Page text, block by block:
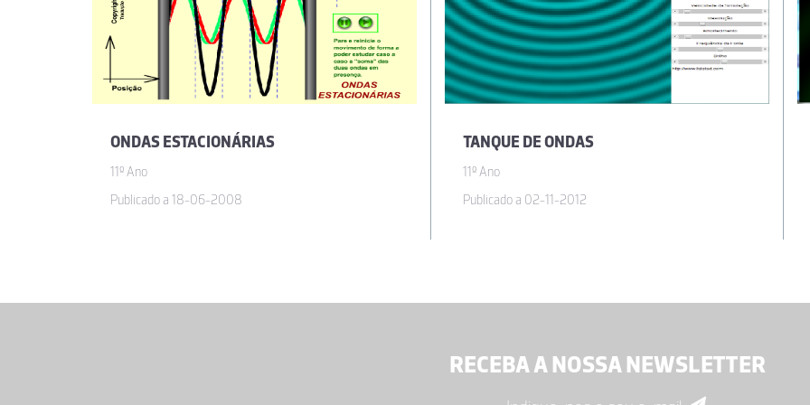
ONDAS ESTACIONÁRIAS
11º Ano
Publicado a 18-06-2008
TANQUE DE ONDAS
11º Ano
Publicado a 02-11-2012
RECEBA A NOSSA NEWSLETTER